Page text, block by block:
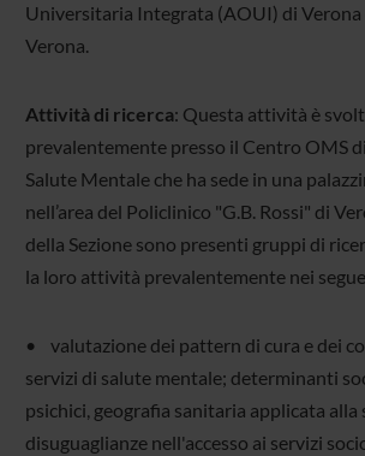
Universitaria Integrata (AOUI) di Verona
Verona.
Attività di ricerca: Questa attività è
prevalentemente presso il Centro OMS
Salute Mentale che ha sede in una
nell’area del Policlinico "G.B. Rossi" di
della Sezione sono presenti gruppi di
la loro attività prevalentemente nei
• valutazione dei pattern di cura e dei
servizi di salute mentale; determinanti
psichici, geografia sanitaria applicata alla
disuguaglianze nell'accesso ai servizi